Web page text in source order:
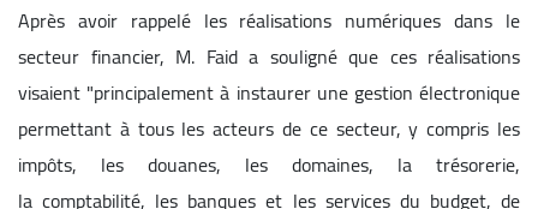
Après avoir rappelé les réalisations numériques dans le
secteur financier, M. Faid a souligné que ces réalisations
visaient "principalement à instaurer une gestion électronique
permettant à tous les acteurs de ce secteur, y compris les
impôts, les douanes, les domaines, la trésorerie,
la comptabilité, les banques et les services du budget, de